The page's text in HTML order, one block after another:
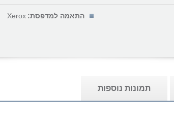
התאמה למדפסת: Xerox
תמונות נוספות